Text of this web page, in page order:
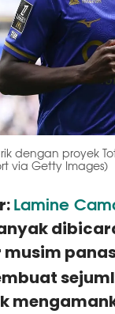
dengan proyek
via Getty Images)
Lamine